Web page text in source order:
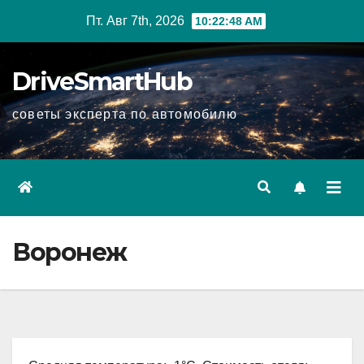
Пт. Авг 7th, 2026 10:22:49 AM
DriveSmartHub
советы эксперта по автомобилю
Воронеж